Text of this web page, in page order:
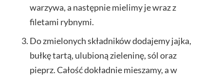
warzywa, a następnie mielimy je wraz z
filetami rybnymi.
Do zmielonych składników dodajemy jajka,
bułkę tartą, ulubioną zieleninę, sól oraz
pieprz. Całość dokładnie mieszamy, a w